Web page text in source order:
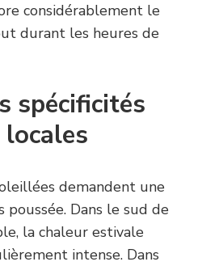
considérablement le
durant les heures de
spécificités
demandent une
poussée. Dans le sud de
la chaleur estivale
intense. Dans